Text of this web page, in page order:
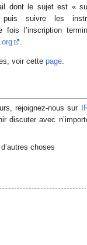
dont le sujet est «
suivre les
fois l’inscription
.
voir cette page.
rejoignez-nous sur
discuter avec
choses